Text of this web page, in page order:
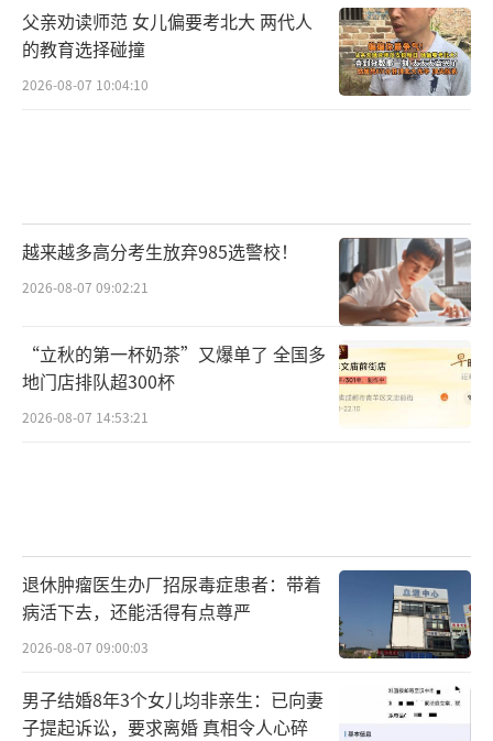
父亲劝读师范 女儿偏要考北大 两代人
的教育选择碰撞
2026-08-07 10:04:10
越来越多高分考生放弃985选警校！
2026-08-07 09:02:21
“立秋的第一杯奶茶”又爆单了 全国多
地门店排队超300杯
2026-08-07 14:53:21
退休肿瘤医生办厂招尿毒症患者：带着
病活下去，还能活得有点尊严
2026-08-07 09:00:03
男子结婚8年3个女儿均非亲生：已向妻
子提起诉讼，要求离婚 真相令人心碎